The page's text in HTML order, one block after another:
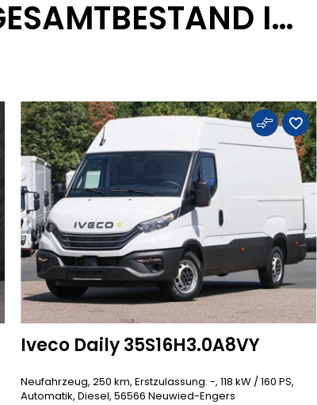
15 FAHRZEUGE IM GESAMTBESTAND IN NEUWIED
Iveco Daily 35S16H3.0A8VY
Neufahrzeug, 250 km, Erstzulassung: -, 118 kW / 160 PS,
Automatik, Diesel, 56566 Neuwied-Engers